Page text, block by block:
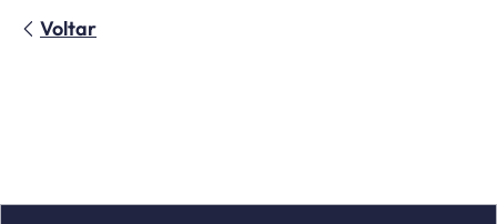
Voltar